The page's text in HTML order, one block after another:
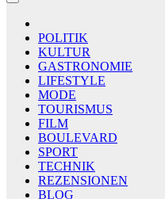
POLITIK
KULTUR
GASTRONOMIE
LIFESTYLE
MODE
TOURISMUS
FILM
BOULEVARD
SPORT
TECHNIK
REZENSIONEN
BLOG